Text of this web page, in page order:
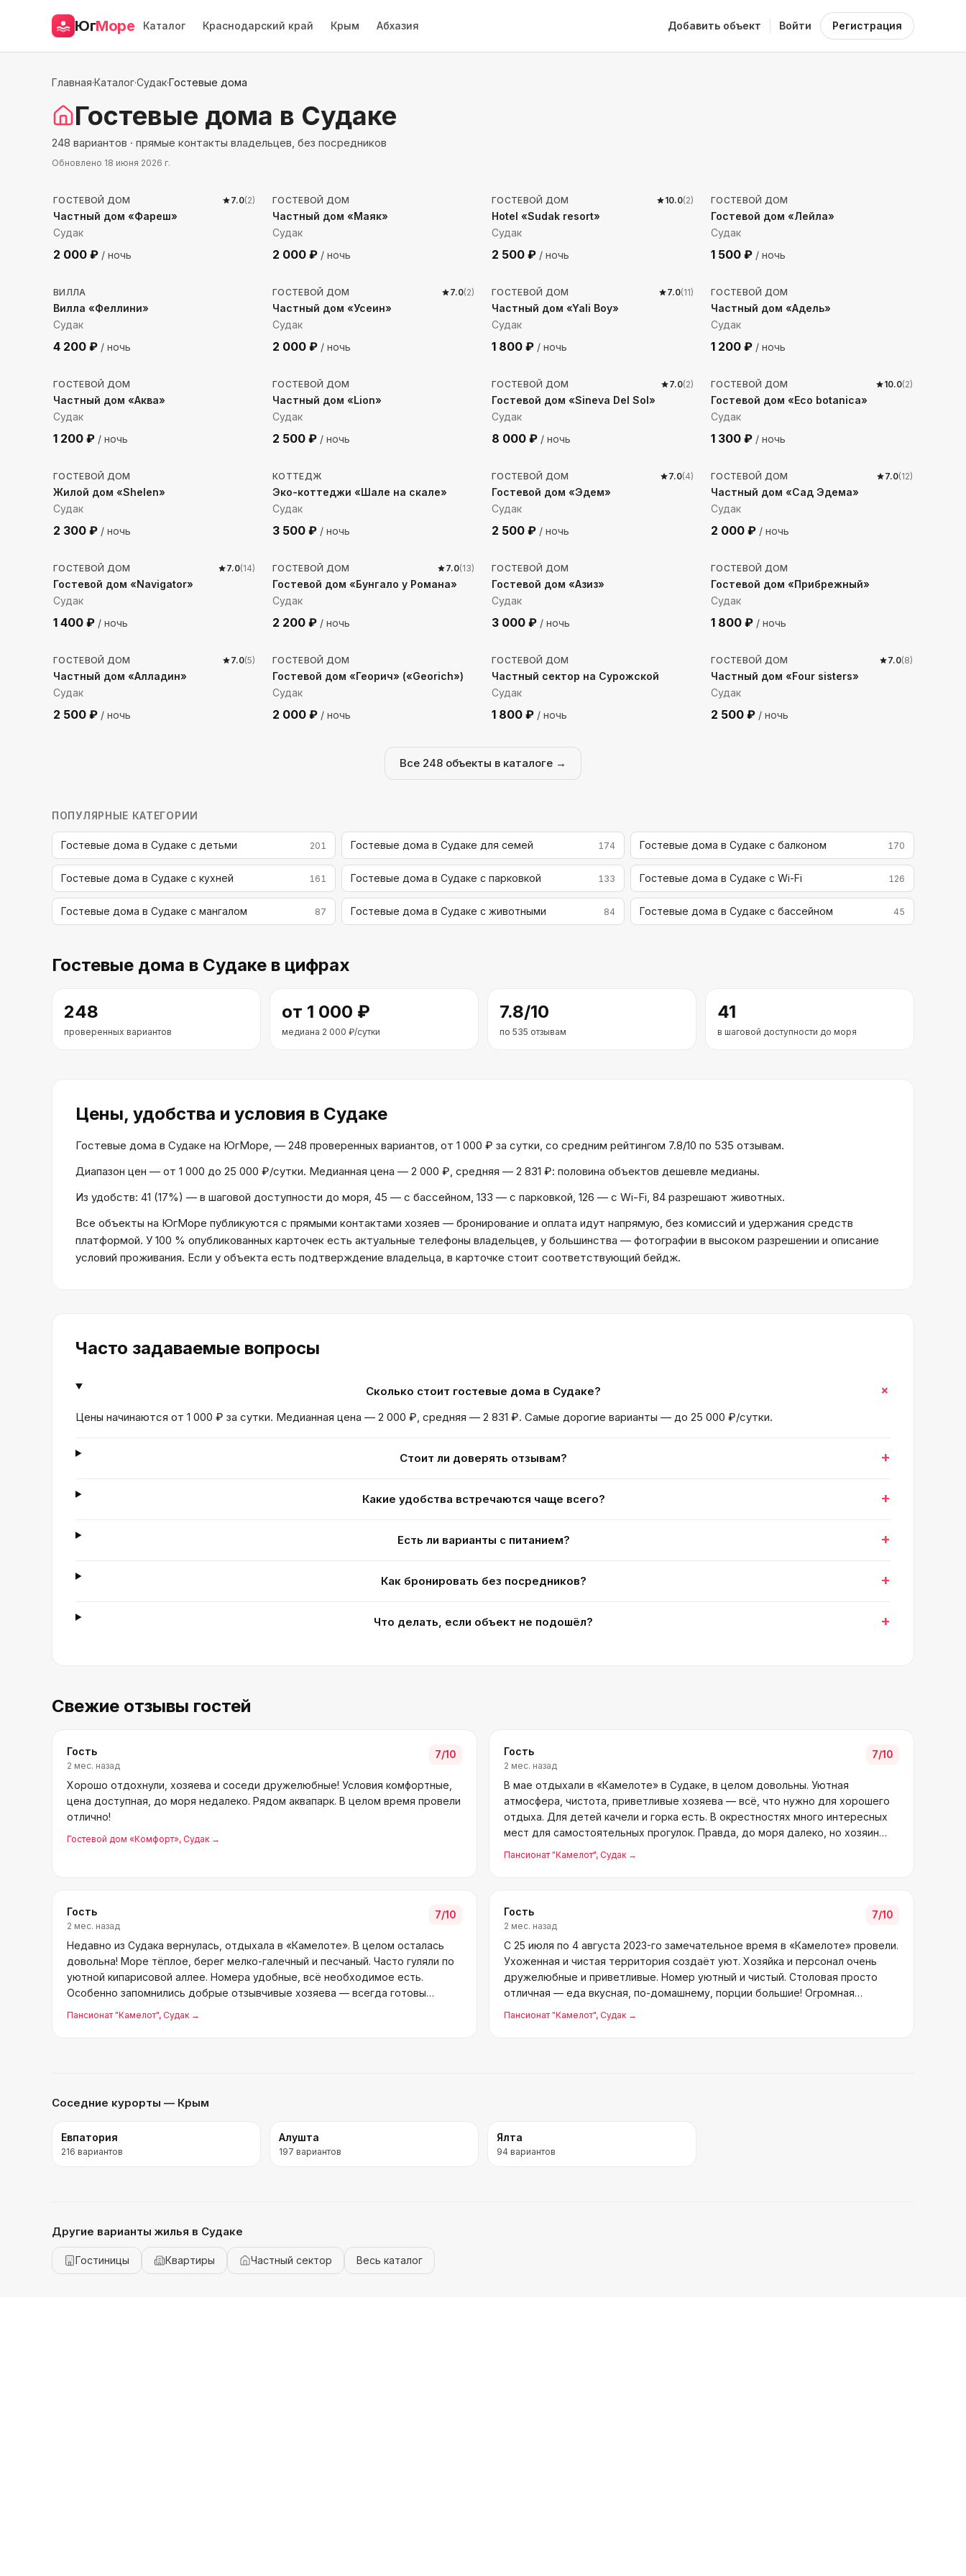
ЮгМоре Каталог Краснодарский край Крым Абхазия Добавить объект Войти Регистрация
Главная·Каталог·Судак·Гостевые дома
Гостевые дома в Судаке
248 вариантов · прямые контакты владельцев, без посредников
Обновлено 18 июня 2026 г.
799 м до моря
ГОСТЕВОЙ ДОМ 7.0(2)
Частный дом «Фареш»
Судак
2 000 ₽ / ночь
ГОСТЕВОЙ ДОМ
Частный дом «Маяк»
Судак
2 000 ₽ / ночь
ГОСТЕВОЙ ДОМ 10.0(2)
Hotel «Sudak resort»
Судак
2 500 ₽ / ночь
ГОСТЕВОЙ ДОМ
Гостевой дом «Лейла»
Судак
1 500 ₽ / ночь
634м до моря
ВИЛЛА
Вилла «Феллини»
Судак
4 200 ₽ / ночь
346м до моря
ГОСТЕВОЙ ДОМ 7.0(2)
Частный дом «Усеин»
Судак
2 000 ₽ / ночь
650м до моря
ГОСТЕВОЙ ДОМ 7.0(11)
Частный дом «Yali Boy»
Судак
1 800 ₽ / ночь
677 м до моря
ГОСТЕВОЙ ДОМ
Частный дом «Адель»
Судак
1 200 ₽ / ночь
788м до моря
ГОСТЕВОЙ ДОМ
Частный дом «Аква»
Судак
1 200 ₽ / ночь
506м до моря
ГОСТЕВОЙ ДОМ
Частный дом «Lion»
Судак
2 500 ₽ / ночь
1522 м до моря
ГОСТЕВОЙ ДОМ 7.0(2)
Гостевой дом «Sineva Del Sol»
Судак
8 000 ₽ / ночь
449 м до моря
ГОСТЕВОЙ ДОМ 10.0(2)
Гостевой дом «Eco botanica»
Судак
1 300 ₽ / ночь
501м до моря
ГОСТЕВОЙ ДОМ
Жилой дом «Shelen»
Судак
2 300 ₽ / ночь
349м до моря
КОТТЕДЖ
Эко-коттеджи «Шале на скале»
Судак
3 500 ₽ / ночь
400м до моря
ГОСТЕВОЙ ДОМ 7.0(4)
Гостевой дом «Эдем»
Судак
2 500 ₽ / ночь
423 м до моря
ГОСТЕВОЙ ДОМ 7.0(12)
Частный дом «Сад Эдема»
Судак
2 000 ₽ / ночь
814м до моря
ГОСТЕВОЙ ДОМ 7.0(14)
Гостевой дом «Navigator»
Судак
1 400 ₽ / ночь
556м до моря
ГОСТЕВОЙ ДОМ 7.0(13)
Гостевой дом «Бунгало у Романа»
Судак
2 200 ₽ / ночь
1008 м до моря
ГОСТЕВОЙ ДОМ
Гостевой дом «Азиз»
Судак
3 000 ₽ / ночь
525м до моря
ГОСТЕВОЙ ДОМ
Гостевой дом «Прибрежный»
Судак
1 800 ₽ / ночь
638 м до моря
ГОСТЕВОЙ ДОМ 7.0(5)
Частный дом «Алладин»
Судак
2 500 ₽ / ночь
1285 м до моря
ГОСТЕВОЙ ДОМ
Гостевой дом «Георич» («Georich»)
Судак
2 000 ₽ / ночь
814м до моря
ГОСТЕВОЙ ДОМ
Частный сектор на Сурожской
Судак
1 800 ₽ / ночь
829м до моря
ГОСТЕВОЙ ДОМ 7.0(8)
Частный дом «Four sisters»
Судак
2 500 ₽ / ночь
Все 248 объекты в каталоге →
ПОПУЛЯРНЫЕ КАТЕГОРИИ
Гостевые дома в Судаке с детьми 201 Гостевые дома в Судаке для семей 174 Гостевые дома в Судаке с балконом 170
Гостевые дома в Судаке с кухней 161 Гостевые дома в Судаке с парковкой 133 Гостевые дома в Судаке с Wi-Fi 126
Гостевые дома в Судаке с мангалом 87 Гостевые дома в Судаке с животными 84 Гостевые дома в Судаке с бассейном 45
Гостевые дома в Судаке в цифрах
248
проверенных вариантов
от 1 000 ₽
медиана 2 000 ₽/сутки
7.8/10
по 535 отзывам
41
в шаговой доступности до моря
Цены, удобства и условия в Судаке
Гостевые дома в Судаке на ЮгМоре, — 248 проверенных вариантов, от 1 000 ₽ за сутки, со средним рейтингом 7.8/10 по 535 отзывам.
Диапазон цен — от 1 000 до 25 000 ₽/сутки. Медианная цена — 2 000 ₽, средняя — 2 831 ₽: половина объектов дешевле медианы.
Из удобств: 41 (17%) — в шаговой доступности до моря, 45 — с бассейном, 133 — с парковкой, 126 — с Wi-Fi, 84 разрешают животных.
Все объекты на ЮгМоре публикуются с прямыми контактами хозяев — бронирование и оплата идут напрямую, без комиссий и удержания средств
платформой. У 100 % опубликованных карточек есть актуальные телефоны владельцев, у большинства — фотографии в высоком разрешении и описание
условий проживания. Если у объекта есть подтверждение владельца, в карточке стоит соответствующий бейдж.
Часто задаваемые вопросы
Сколько стоит гостевые дома в Судаке? +
Цены начинаются от 1 000 ₽ за сутки. Медианная цена — 2 000 ₽, средняя — 2 831 ₽. Самые дорогие варианты — до 25 000 ₽/сутки.
Стоит ли доверять отзывам? +
Какие удобства встречаются чаще всего? +
Есть ли варианты с питанием? +
Как бронировать без посредников? +
Что делать, если объект не подошёл? +
Свежие отзывы гостей
Гость
2 мес. назад
7/10
Хорошо отдохнули, хозяева и соседи дружелюбные! Условия комфортные,
цена доступная, до моря недалеко. Рядом аквапарк. В целом время провели
отлично!
Гостевой дом «Комфорт», Судак →
Гость
2 мес. назад
7/10
В мае отдыхали в «Камелоте» в Судаке, в целом довольны. Уютная
атмосфера, чистота, приветливые хозяева — всё, что нужно для хорошего
отдыха. Для детей качели и горка есть. В окрестностях много интересных
мест для самостоятельных прогулок. Правда, до моря далеко, но хозяин
Пансионат "Камелот", Судак →
Гость
2 мес. назад
7/10
Недавно из Судака вернулась, отдыхала в «Камелоте». В целом осталась
довольна! Море тёплое, берег мелко-галечный и песчаный. Часто гуляли по
уютной кипарисовой аллее. Номера удобные, всё необходимое есть.
Особенно запомнились добрые отзывчивые хозяева — всегда готовы
Пансионат "Камелот", Судак →
Гость
2 мес. назад
7/10
С 25 июля по 4 августа 2023-го замечательное время в «Камелоте» провели.
Ухоженная и чистая территория создаёт уют. Хозяйка и персонал очень
дружелюбные и приветливые. Номер уютный и чистый. Столовая просто
отличная — еда вкусная, по-домашнему, порции большие! Огромная
Пансионат "Камелот", Судак →
Соседние курорты — Крым
Евпатория
216 вариантов
Алушта
197 вариантов
Ялта
94 вариантов
Другие варианты жилья в Судаке
Гостиницы Квартиры Частный сектор Весь каталог